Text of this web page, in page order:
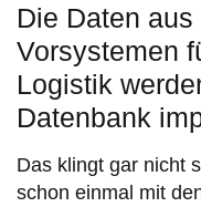
Die Daten
Vorsystemen
Logistik
Datenbank
Das klingt gar nicht
schon einmal mit